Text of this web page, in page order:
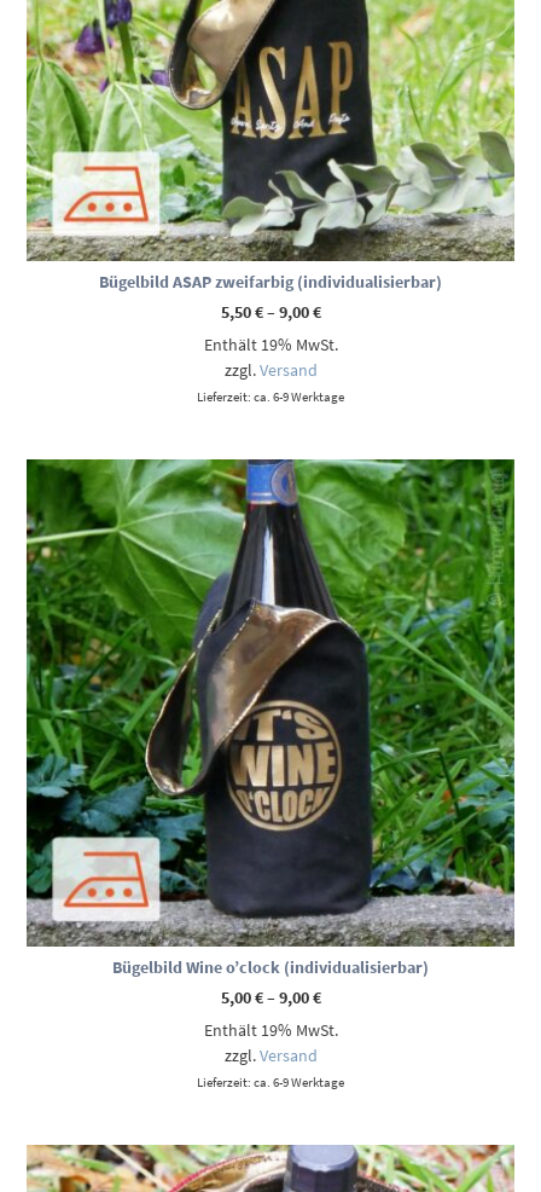
Bügelbild ASAP zweifarbig (individualisierbar)
5,50€–9,00€Preisspanne:
bis
Enthält 19% MwSt.
zzgl.Versand
Lieferzeit: ca. 6-9 Werktage
Bügelbild Wine o’clock (individualisierbar)
5,00€–9,00€Preisspanne:
bis
Enthält 19% MwSt.
zzgl.Versand
Lieferzeit: ca. 6-9 Werktage